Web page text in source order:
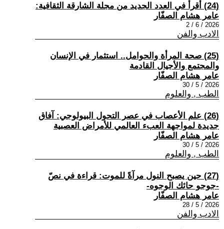
(24) أقرأ في العدد الجديد من مجلة الشارقة الثقافية:
عامر هشام الصفّار
2026 / 6 / 2
الادب والفن
(25) صحة المرأة والحوامل.. استثمار في الإنسان
والمجتمع والأجيال القادمة
عامر هشام الصفّار
2026 / 5 / 30
الطب , والعلوم
(26) علم الأعصاب في عصر التحول البيولوجي: آفاق
جديدة لمواجهة العبء العالمي للأمراض العصبية
عامر هشام الصفّار
2026 / 5 / 30
الطب , والعلوم
(27) حين يصبح النول مرآةً للموت: قراءة في نصّ
-جوجو حائك الوجوه-
عامر هشام الصفّار
2026 / 5 / 28
الادب والفن